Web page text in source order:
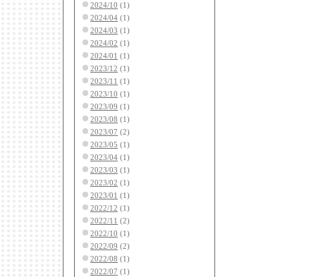
2024/10 (1)
2024/04 (1)
2024/03 (1)
2024/02 (1)
2024/01 (1)
2023/12 (1)
2023/11 (1)
2023/10 (1)
2023/09 (1)
2023/08 (1)
2023/07 (2)
2023/05 (1)
2023/04 (1)
2023/03 (1)
2023/02 (1)
2023/01 (1)
2022/12 (1)
2022/11 (2)
2022/10 (1)
2022/09 (2)
2022/08 (1)
2022/07 (1)